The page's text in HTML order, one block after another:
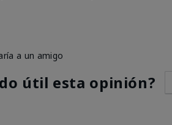
a un amigo
útil esta opinión?